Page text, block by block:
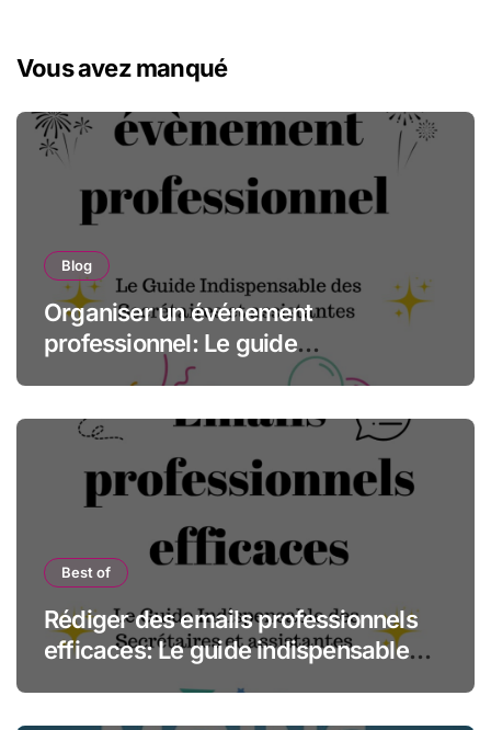
Vous avez manqué
Blog
Organiser un événement
professionnel: Le guide
indispensable des assistantes et
Best of
Rédiger des emails professionnels
efficaces: Le guide indispensable